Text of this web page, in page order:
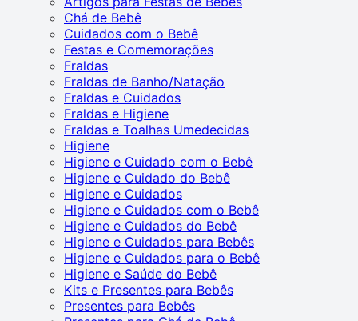
Chá de Bebê
Cuidados com o Bebê
Festas e Comemorações
Fraldas
Fraldas de Banho/Natação
Fraldas e Cuidados
Fraldas e Higiene
Fraldas e Toalhas Umedecidas
Higiene
Higiene e Cuidado com o Bebê
Higiene e Cuidado do Bebê
Higiene e Cuidados
Higiene e Cuidados com o Bebê
Higiene e Cuidados do Bebê
Higiene e Cuidados para Bebês
Higiene e Cuidados para o Bebê
Higiene e Saúde do Bebê
Kits e Presentes para Bebês
Presentes para Bebês